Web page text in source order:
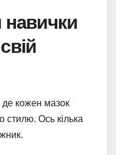
навички
кожен мазок
стилю. Ось кілька